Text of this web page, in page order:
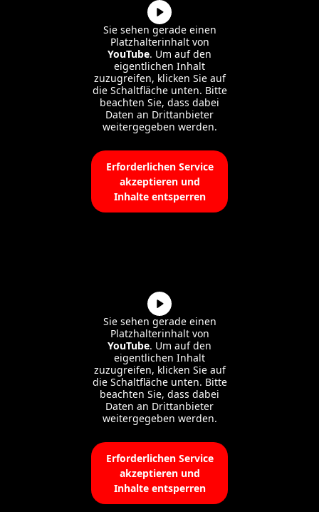
Sie sehen gerade einen
Platzhalterinhalt von
YouTube. Um auf den
eigentlichen Inhalt
zuzugreifen, klicken Sie auf
die Schaltfläche unten. Bitte
beachten Sie, dass dabei
Daten an Drittanbieter
weitergegeben werden.
Erforderlichen Service
akzeptieren und
Inhalte entsperren
Sie sehen gerade einen
Platzhalterinhalt von
YouTube. Um auf den
eigentlichen Inhalt
zuzugreifen, klicken Sie auf
die Schaltfläche unten. Bitte
beachten Sie, dass dabei
Daten an Drittanbieter
weitergegeben werden.
Erforderlichen Service
akzeptieren und
Inhalte entsperren